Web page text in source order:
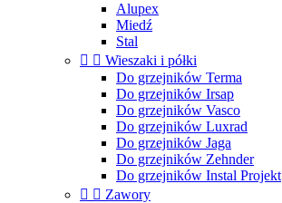
Alupex
Miedź
Stal
  Wieszaki i półki
Do grzejników Terma
Do grzejników Irsap
Do grzejników Vasco
Do grzejników Luxrad
Do grzejników Jaga
Do grzejników Zehnder
Do grzejników Instal Projekt
  Zawory